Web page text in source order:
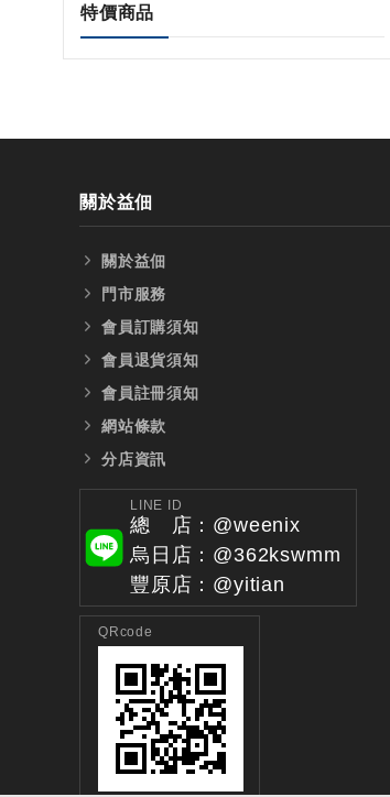
特價商品
關於益佃
關於益佃
門市服務
會員訂購須知
會員退貨須知
會員註冊須知
網站條款
分店資訊
LINE ID
總 店：@weenix
烏日店：@362kswmm
豐原店：@yitian
QRcode